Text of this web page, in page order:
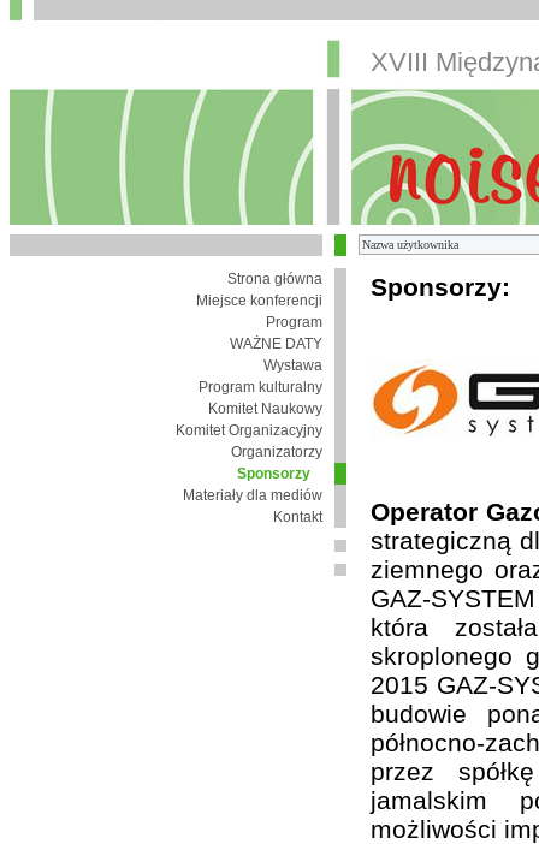
XVIII
Strona główna
Miejsce konferencji
Program
WAŻNE DATY
Wystawa
Program kulturalny
Komitet Naukowy
Komitet Organizacyjny
Organizatorzy
Sponsorzy
Materiały dla mediów
Kontakt
Sponsorzy:
Operator
strategiczną
ziemnego
GAZ-
która
skroplonego
2015 GAZ-
budowie
północno-
przez
jamalskim
możliwości